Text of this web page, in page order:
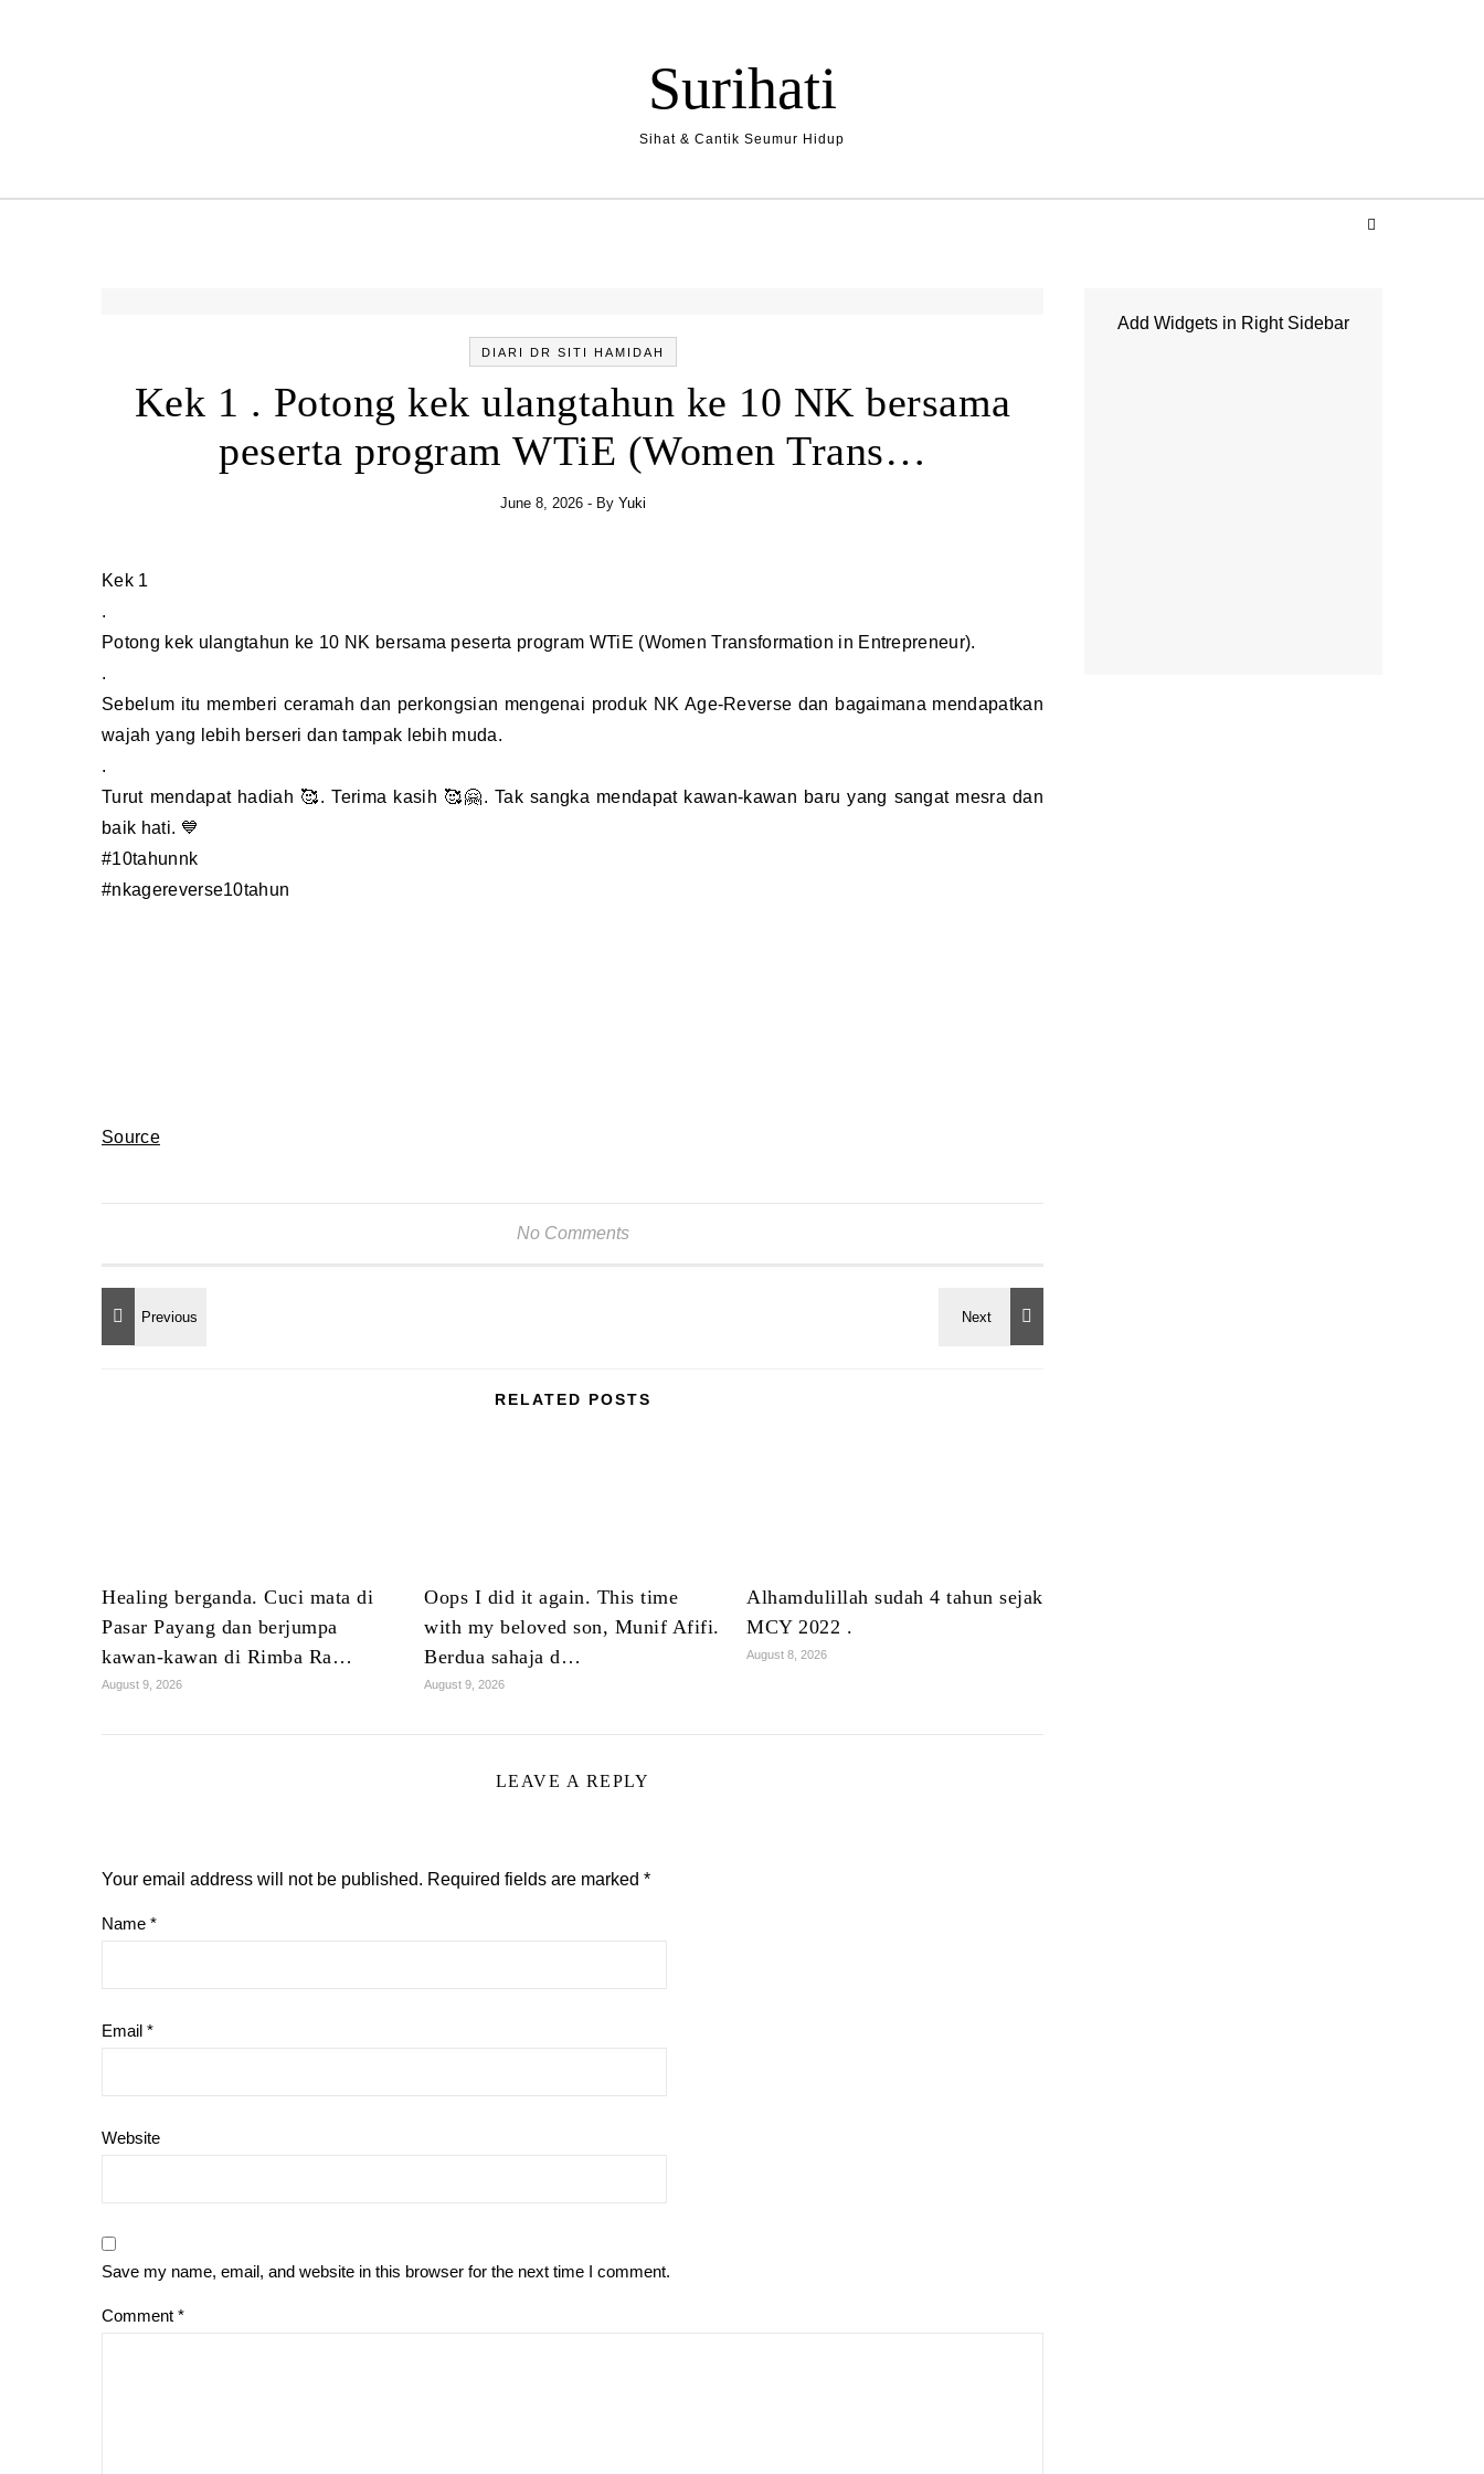
Surihati
Sihat & Cantik Seumur Hidup
DIARI DR SITI HAMIDAH
Kek 1 . Potong kek ulangtahun ke 10 NK bersama
peserta program WTiE (Women Trans…
June 8, 2026 - By Yuki
Kek 1
.
Potong kek ulangtahun ke 10 NK bersama peserta program WTiE (Women Transformation in Entrepreneur).
.
Sebelum itu memberi ceramah dan perkongsian mengenai produk NK Age-Reverse dan bagaimana mendapatkan
wajah yang lebih berseri dan tampak lebih muda.
.
Turut mendapat hadiah 🥰. Terima kasih 🥰🤗. Tak sangka mendapat kawan-kawan baru yang sangat mesra dan
baik hati. 💙
#10tahunnk
#nkagereverse10tahun
Source
No Comments
RELATED POSTS
Healing berganda. Cuci mata di
Pasar Payang dan berjumpa
kawan-kawan di Rimba Ra…
August 9, 2026
Oops I did it again. This time
with my beloved son, Munif Afifi.
Berdua sahaja d…
August 9, 2026
Alhamdulillah sudah 4 tahun sejak
MCY 2022 .
August 8, 2026
LEAVE A REPLY
Your email address will not be published. Required fields are marked *
Name *
Email *
Website
Save my name, email, and website in this browser for the next time I comment.
Comment *
Add Widgets in Right Sidebar